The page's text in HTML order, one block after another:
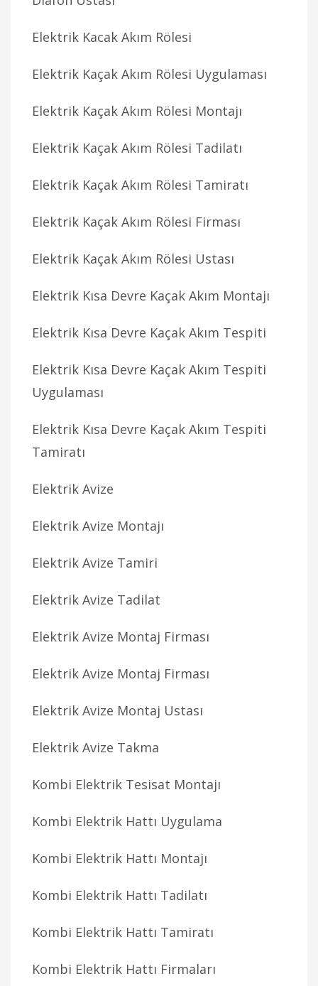
Elektrik Kacak Akım Rölesi
Elektrik Kaçak Akım Rölesi Uygulaması
Elektrik Kaçak Akım Rölesi Montajı
Elektrik Kaçak Akım Rölesi Tadilatı
Elektrik Kaçak Akım Rölesi Tamiratı
Elektrik Kaçak Akım Rölesi Firması
Elektrik Kaçak Akım Rölesi Ustası
Elektrik Kısa Devre Kaçak Akım Montajı
Elektrik Kısa Devre Kaçak Akım Tespiti
Elektrik Kısa Devre Kaçak Akım Tespiti
Uygulaması
Elektrik Kısa Devre Kaçak Akım Tespiti
Tamiratı
Elektrik Avize
Elektrik Avize Montajı
Elektrik Avize Tamiri
Elektrik Avize Tadilat
Elektrik Avize Montaj Firması
Elektrik Avize Montaj Firması
Elektrik Avize Montaj Ustası
Elektrik Avize Takma
Kombi Elektrik Tesisat Montajı
Kombi Elektrik Hattı Uygulama
Kombi Elektrik Hattı Montajı
Kombi Elektrik Hattı Tadilatı
Kombi Elektrik Hattı Tamiratı
Kombi Elektrik Hattı Firmaları